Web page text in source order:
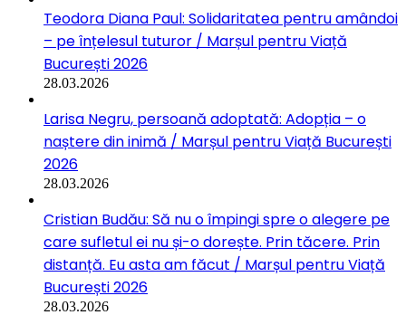
Teodora Diana Paul: Solidaritatea pentru amândoi
– pe înțelesul tuturor / Marșul pentru Viață
București 2026
28.03.2026
Larisa Negru, persoană adoptată: Adopția – o
naștere din inimă / Marșul pentru Viață București
2026
28.03.2026
Cristian Budău: Să nu o împingi spre o alegere pe
care sufletul ei nu și-o dorește. Prin tăcere. Prin
distanță. Eu asta am făcut / Marșul pentru Viață
București 2026
28.03.2026